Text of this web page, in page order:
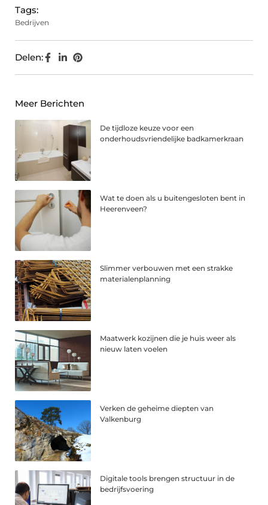
Tags:
Bedrijven
Delen:
Meer Berichten
De tijdloze keuze voor een
onderhoudsvriendelijke badkamerkraan
Wat te doen als u buitengesloten bent in
Heerenveen?
Slimmer verbouwen met een strakke
materialenplanning
Maatwerk kozijnen die je huis weer als
nieuw laten voelen
Verken de geheime diepten van
Valkenburg
Digitale tools brengen structuur in de
bedrijfsvoering